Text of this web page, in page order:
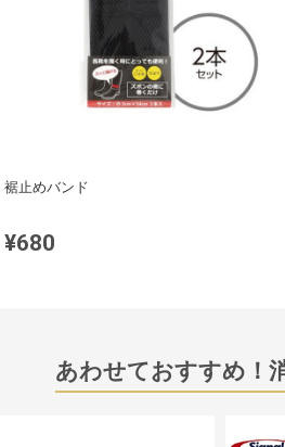
裾止めバンド
¥680
あわせておすすめ！